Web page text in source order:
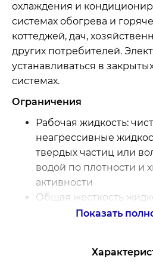
охлаждения и
системах обогрева и
коттеджей, дач,
других потребителей.
устанавливаться в
системах.
Ограничения
Рабочая жидкость:
неагрессивные
твердых частиц или
водой по плотности и
активности
Общая жесткость
мкг-экв/кг
Содержание
Показать